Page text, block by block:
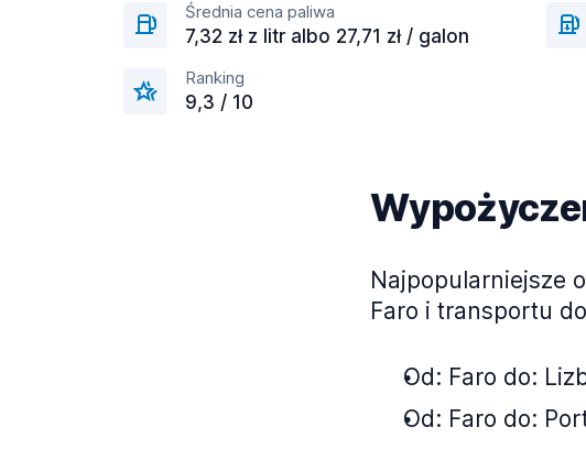
Średnia cena paliwa
7,32 zł z litr albo 27,71 zł / galon
Ranking
9,3 / 10
Najpopularniejsze
Faro i transportu
Od: Faro do:
Od: Faro do: